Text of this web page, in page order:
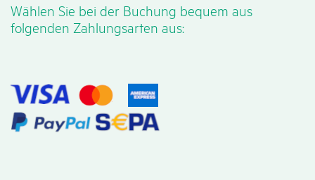
Wählen Sie bei der Buchung bequem aus
folgenden Zahlungsarten aus: